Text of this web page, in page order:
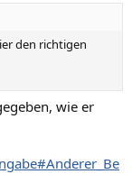
den richtigen
wie er